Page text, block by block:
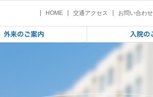
存講演会（2022/11/21）
南中学校1年生 ネッ
HOME 交通アクセス お問い合わせ